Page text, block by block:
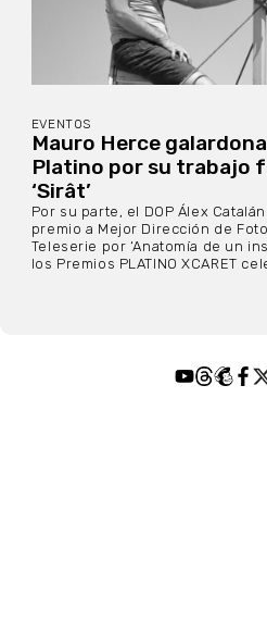
EVENTOS
Mauro Herce
Platino por su trabajo
‘Sirât’
Por su parte, el DOP Álex
premio a Mejor Dirección de
Teleserie por ‘Anatomía de un
los Premios PLATINO XCARET